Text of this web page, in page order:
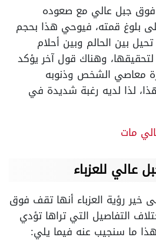
فوق جبل عالي مع صعوده
بلوغ قمته، فيوحي هذا بحجم
بين الحالم وبين أحلام
وهناك قول آخر يؤكد
معاصي الشخص وذنوبه
لذا لديه رغبة شديدة في
مات
عالي للعزباء
خير رؤية العزباء أنها تقف فوق
التفاصيل التي تراها تؤدي
هذا ما سنجيب عنه فيما يلي: